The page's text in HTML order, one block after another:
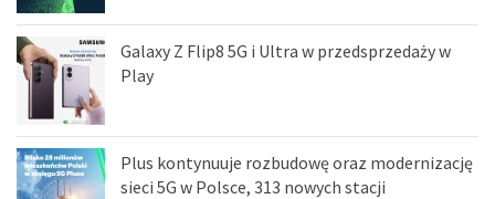
Galaxy Z Flip8 5G i Ultra w przedsprzedaży w
Play
Plus kontynuuje rozbudowę oraz modernizację
sieci 5G w Polsce, 313 nowych stacji